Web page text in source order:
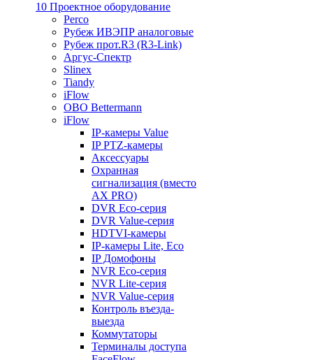
10 Проектное оборудование
Perco
Рубеж ИВЭПР аналоговые
Рубеж прот.R3 (R3-Link)
Аргус-Спектр
Slinex
Tiandy
iFlow
OBO Bettermann
iFlow
IP-камеры Value
IP PTZ-камеры
Аксессуары
Охранная
сигнализация (вместо
AX PRO)
DVR Eco-серия
DVR Value-серия
HDTVI-камеры
IP-камеры Lite, Eco
IP Домофоны
NVR Eco-серия
NVR Lite-серия
NVR Value-серия
Контроль въезда-
выезда
Коммутаторы
Терминалы доступа